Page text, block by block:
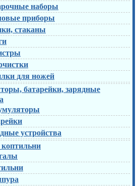
наборы
приборы
стаканы
для ножей
батарейки, зарядные
устройства